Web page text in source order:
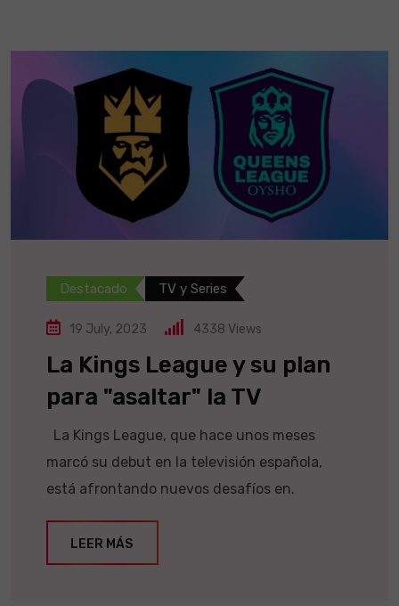
Destacado TV y Series
19 July, 2023 4338 Views
La Kings League y su plan
para "asaltar" la TV
La Kings League, que hace unos meses
marcó su debut en la televisión española,
está afrontando nuevos desafíos en.
LEER MÁS